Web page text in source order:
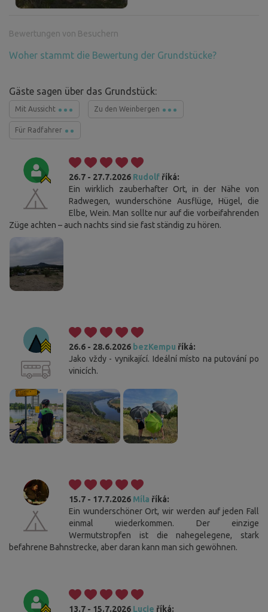
Bewertungen von Besuchern
Woher stammt die Bewertung der Grundstücke?
Gäste sagen über das Grundstück:
Mit Aussicht Zu den Weinbergen
Für Radfahrer
26.7 - 27.7.2026 Rudolf říká:
Ein wirklich zauberhafter Ort, in der Nähe von
Radwegen, wunderschöne Ausflüge, Hügel, die
Elbe, Wein. Man sollte nur auf die vorbeifahrenden
Züge achten – auch nachts sind sie fast ständig zu hören.
26.6 - 28.6.2026 bezKempu říká:
Jako vždy - vynikající. Ideální místo na putování po
vinicích.
15.7 - 17.7.2026 Míla říká:
Ein wunderschöner Ort, wir werden auf jeden Fall
einmal wiederkommen. Der einzige
Wermutstropfen ist die nahegelegene, stark
befahrene Bahnstrecke, aber daran kann man sich gewöhnen.
13.7 - 15.7.2026 Lucie říká: